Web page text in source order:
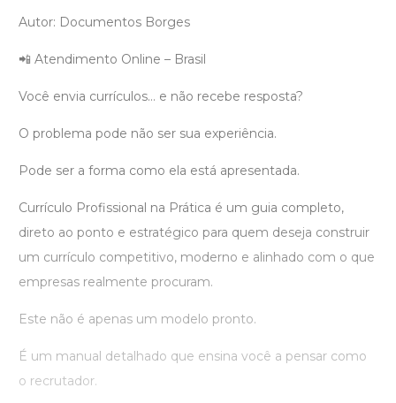
Autor: Documentos Borges
📲 Atendimento Online – Brasil
Você envia currículos… e não recebe resposta?
O problema pode não ser sua experiência.
Pode ser a forma como ela está apresentada.
Currículo Profissional na Prática é um guia completo,
direto ao ponto e estratégico para quem deseja construir
um currículo competitivo, moderno e alinhado com o que
empresas realmente procuram.
Este não é apenas um modelo pronto.
É um manual detalhado que ensina você a pensar como
o recrutador.